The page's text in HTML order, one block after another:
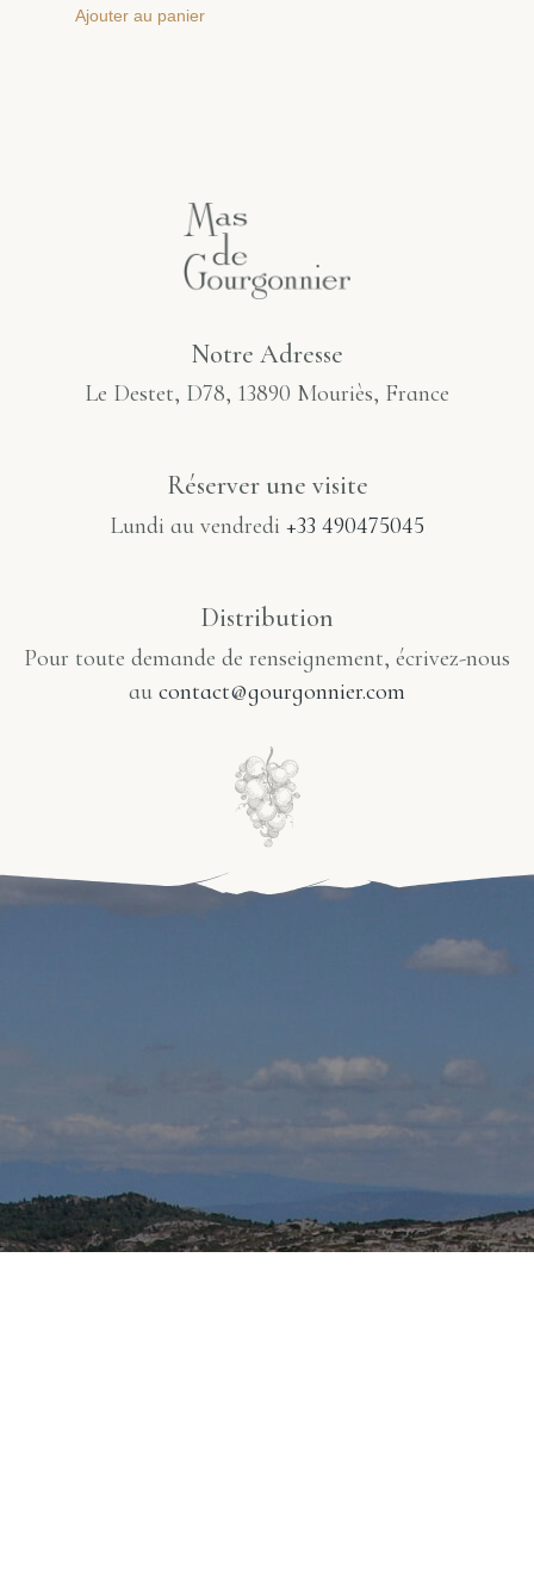
Ajouter au panier
Notre Adresse
Le Destet, D78, 13890 Mouriès, France
Réserver une visite​
Lundi au vendredi +33 490475045
Distribution
Pour toute demande de renseignement, écrivez-nous
au contact@gourgonnier.com